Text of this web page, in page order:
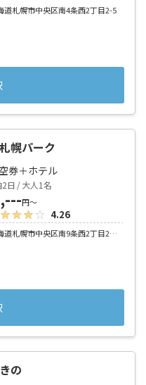
道札幌市中央区南4条西2丁目2-5
幌パーク
券＋ホテル
2日 / 大人1名
円～
4.26
北海道札幌市中央区南9条西2丁目2－10
の